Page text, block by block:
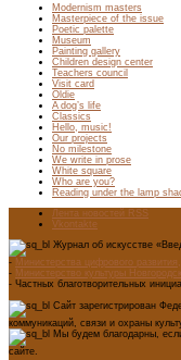
Modernism masters
Masterpiece of the issue
Poetic palette
Museum
Painting gallery
Children design center
Teachers council
Visit card
Oldie
A dog’s life
Classics
Hello, music!
Our projects
No milestone
We write in prose
White square
Who are you?
Reading under the lamp
Лента новостей RSS
Vkontakte
Журнал об искусстве
- Министерства цифрового
- Министерство культуры
- Частных благотворительных
Сайт зарегистрирован
коммуникаций, связи и охраны
Мы будем благодарны,
сайте.